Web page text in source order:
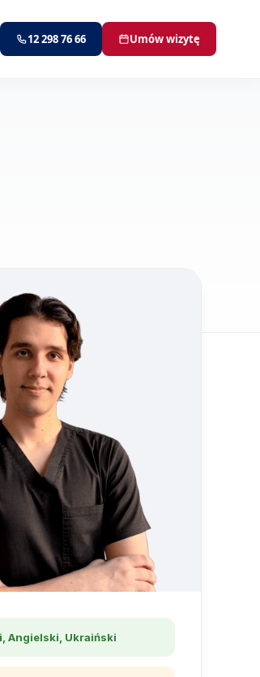
12 298 76 66 Umów wizytę
Angielski, Ukraiński